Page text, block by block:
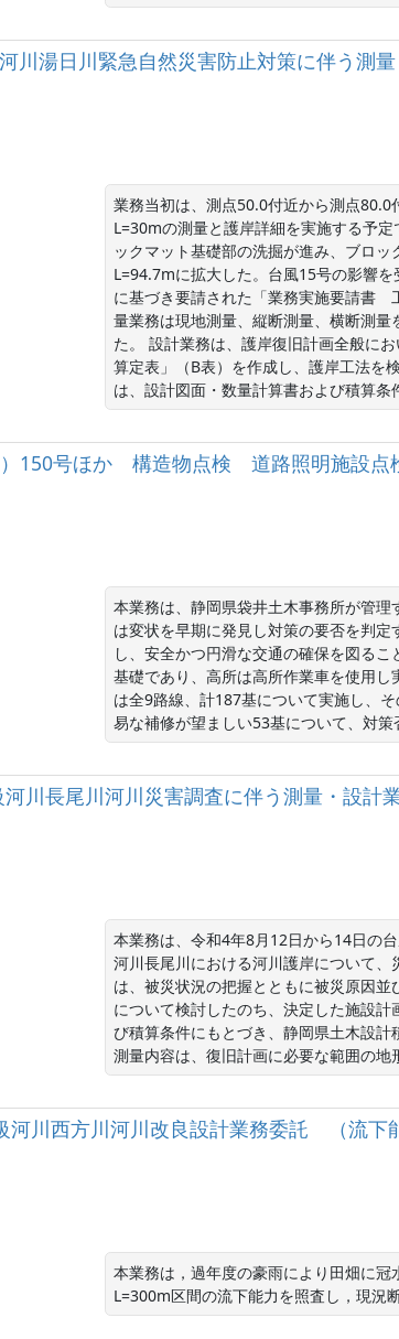
湯日川緊急自然災害防止対策に伴う測量
業務当初は、測点50.0付近から測点
L=30mの測量と護岸詳細を実施する予
ックマット基礎部の洗掘が進み、ブロ
L=94.7mに拡大した。台風15号の影響
に基づき要請された「業務実施要請書
量業務は現地測量、縦断測量、横断測
た。 設計業務は、護岸復旧計画全般に
算定表」（B表）を作成し、護岸工法を
は、設計図面・数量計算書および積算条
150号ほか 構造物点検 道路照明施設点
本業務は、静岡県袋井土木事務所が管
は変状を早期に発見し対策の要否を判
し、安全かつ円滑な交通の確保を図る
基礎であり、高所は高所作業車を使用
は全9路線、計187基について実施し、
易な補修が望ましい53基について、対策
川長尾川河川災害調査に伴う測量・設計
本業務は、令和4年8月12日から14日の
河川長尾川における河川護岸について
は、被災状況の把握とともに被災原因
について検討したのち、決定した施設
び積算条件にもとづき、静岡県土木設計
測量内容は、復旧計画に必要な範囲の地
河川西方川河川改良設計業務委託 （流下
本業務は，過年度の豪雨により田畑に
L=300m区間の流下能力を照査し，現況